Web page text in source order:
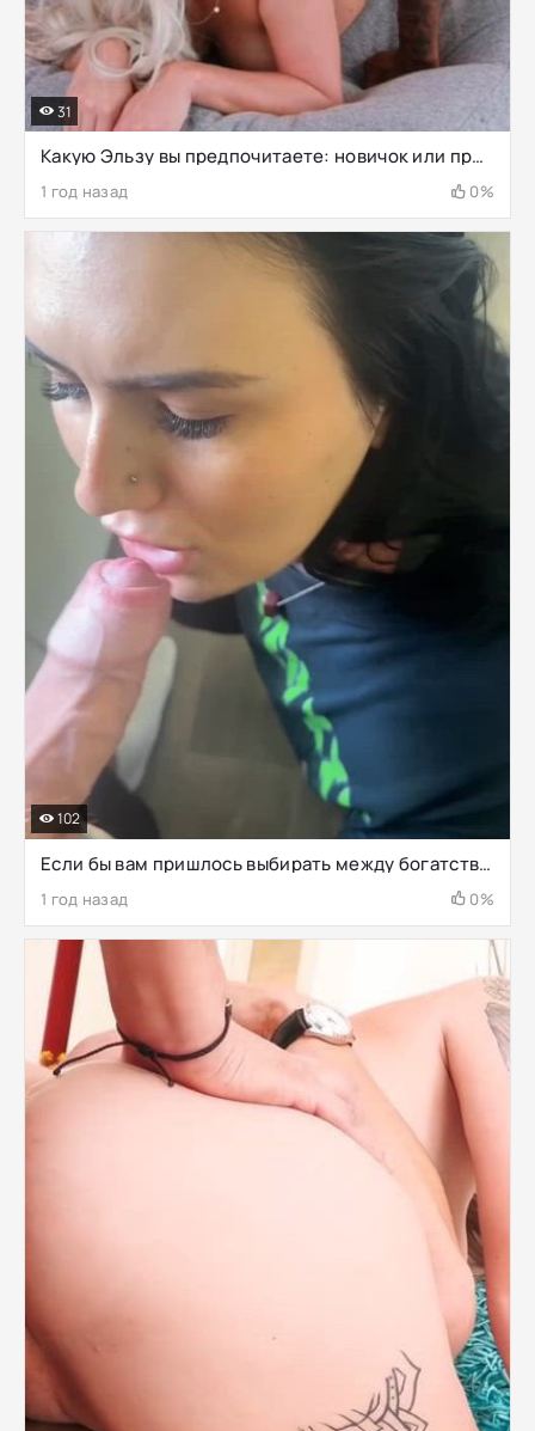
Какую Эльзу вы предпочитаете: новичок или профессионал.....
1 год назад 0%
31
Если бы вам пришлось выбирать между богатством, но без минета, или бедностью, но без ограничений, что бы вы предпочли
1 год назад 0%
102